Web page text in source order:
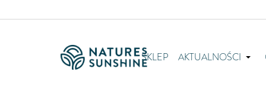
SKLEP AKTUALNOŚCI